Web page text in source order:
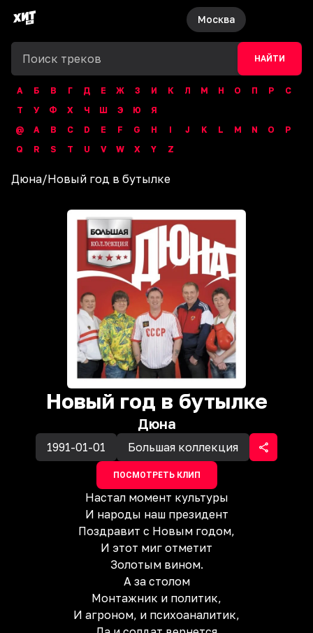
Москва
НАЙТИ
А Б В Г Д Е Ж З И К Л М Н О П Р
С
Т
У Ф Х Ч Ш Э Ю
Я
@
A B C D E F G H I J K L M N O
P
Q
R S T U V W X Y Z
Дюна/Новый год в бутылке
Новый год в бутылке
Дюна
1991-01-01 Большая коллекция
ПОСМОТРЕТЬ КЛИП
Настал момент культуры
И народы наш президент
Поздравит с Новым годом,
И этот миг отметит
Золотым вином.
А за столом
Монтажник и политик,
И агроном, и психоаналитик,